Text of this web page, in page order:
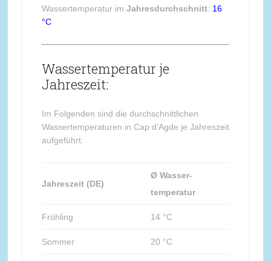
Wassertemperatur im Jahresdurchschnitt: 16
°C
Wassertemperatur je
Jahreszeit:
Im Folgenden sind die durchschnittlichen
Wassertemperaturen in Cap d’Agde je Jahreszeit
aufgeführt.
Jahreszeit (DE)
Ø Wasser-
temperatur
Frühling 14 °C
Sommer 20 °C